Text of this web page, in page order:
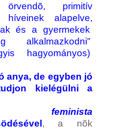
örvendõ, primitív
híveinek alapelve,
és a gyermekek
alkalmazkodni”
hagyományos)
anya, de egyben jó
kielégülni a
feminista
, a nõk